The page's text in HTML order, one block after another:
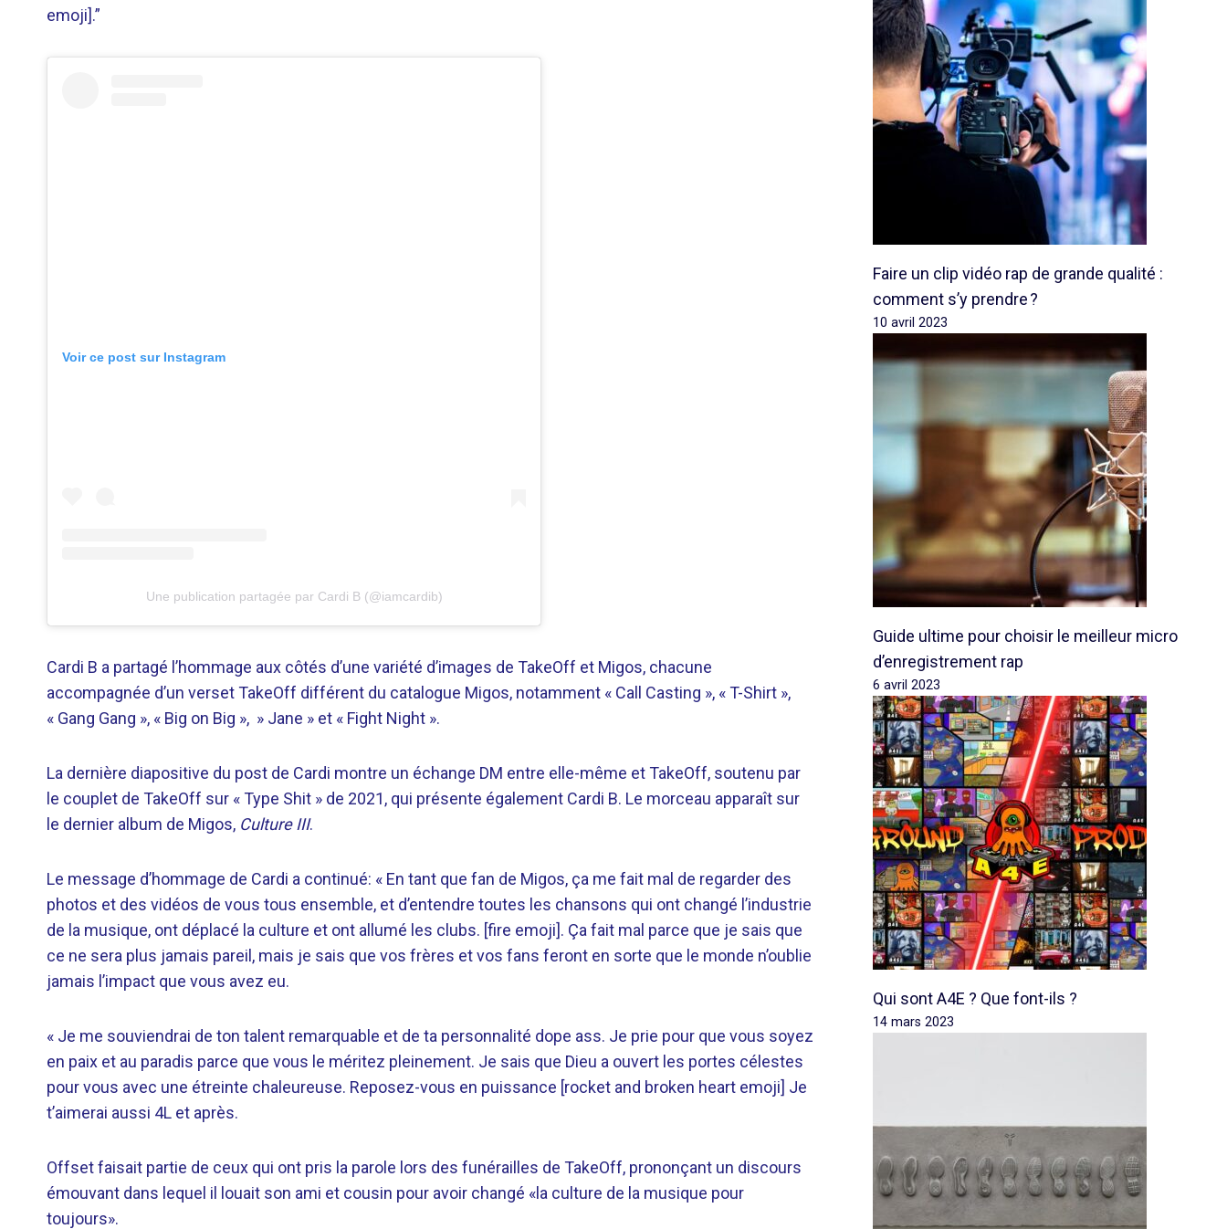
emoji].”
Voir ce post sur Instagram
Une publication partagée par Cardi B (@iamcardib)
Cardi B a partagé l’hommage aux côtés d’une variété d’images de TakeOff et Migos, chacune
accompagnée d’un verset TakeOff différent du catalogue Migos, notamment « Call Casting », « T-Shirt »,
« Gang Gang », « Big on Big », » Jane » et « Fight Night ».
La dernière diapositive du post de Cardi montre un échange DM entre elle-même et TakeOff, soutenu par
le couplet de TakeOff sur « Type Shit » de 2021, qui présente également Cardi B. Le morceau apparaît sur
le dernier album de Migos, Culture III.
Le message d’hommage de Cardi a continué: « En tant que fan de Migos, ça me fait mal de regarder des
photos et des vidéos de vous tous ensemble, et d’entendre toutes les chansons qui ont changé l’industrie
de la musique, ont déplacé la culture et ont allumé les clubs. [fire emoji]. Ça fait mal parce que je sais que
ce ne sera plus jamais pareil, mais je sais que vos frères et vos fans feront en sorte que le monde n’oublie
jamais l’impact que vous avez eu.
« Je me souviendrai de ton talent remarquable et de ta personnalité dope ass. Je prie pour que vous soyez
en paix et au paradis parce que vous le méritez pleinement. Je sais que Dieu a ouvert les portes célestes
pour vous avec une étreinte chaleureuse. Reposez-vous en puissance [rocket and broken heart emoji] Je
t’aimerai aussi 4L et après.
Offset faisait partie de ceux qui ont pris la parole lors des funérailles de TakeOff, prononçant un discours
émouvant dans lequel il louait son ami et cousin pour avoir changé «la culture de la musique pour
toujours».
Faire un clip vidéo rap de grande qualité :
comment s’y prendre ?
10 avril 2023
Guide ultime pour choisir le meilleur micro
d’enregistrement rap
6 avril 2023
Qui sont A4E ? Que font-ils ?
14 mars 2023